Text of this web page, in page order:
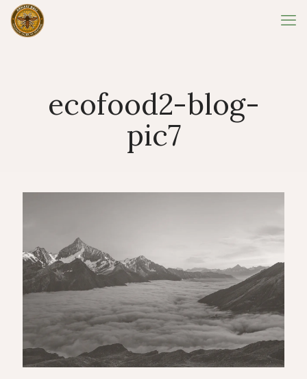
ecofood2-blog-
pic7